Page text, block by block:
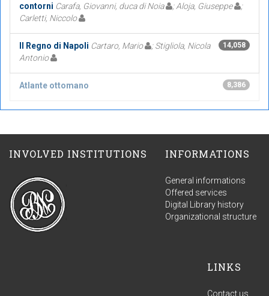
contorni Carafa, Giovanni, duca di Noia ; Aloja, Giuseppe
;
Carletti, Niccolo
14,058
Il Regno di Napoli Cartaro, Mario
; Stigliola, Nicola
Antonio
8,386
Atlante ottomano
INVOLVED INSTITUTIONS INFORMATIONS
General informations
Offered services
Digital Library history
Organizational structure
LINKS
Contact us